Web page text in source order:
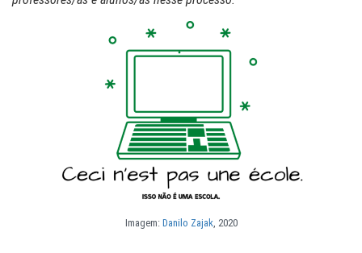
Imagem: Danilo Zajak, 2020